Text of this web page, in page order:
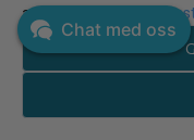
Prinsesse
kakeklype/
2
995,-
annonsering.
Juster
Chat med oss